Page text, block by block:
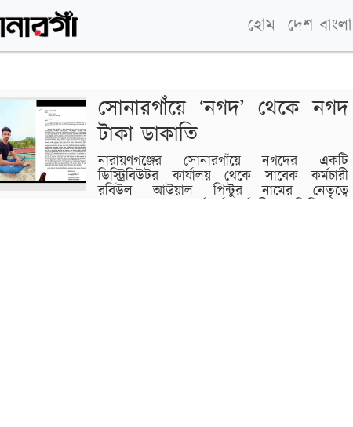
হোম দেশ বাংলা
সোনারগাঁয়ে ‘নগদ’ থেকে নগদ
টাকা ডাকাতি
নারায়ণগঞ্জের সোনারগাঁয়ে নগদের একটি
ডিস্ট্রিবিউটর কার্যালয় থেকে সাবেক কর্মচারী
রবিউল আউয়াল পিন্টুর নামের নেতৃত্বে